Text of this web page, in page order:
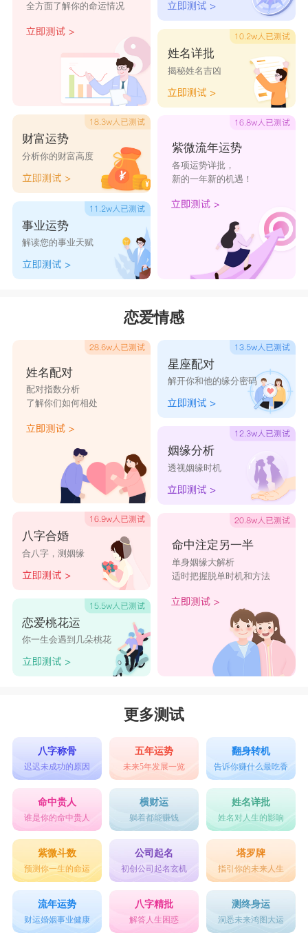
处女座的人可是有洁癖的人，在感情上也是有
洁癖的，他们分手了是不会吃回头草的，他们不会
因为分手了就对前任念念不忘，还想着复合，他们
觉得在一起有过一段经历就够了，如果再复合还需
要去修复之前的感情，对于她们来说一段不完美的
感情重新修复也走不到最后了。处女座的人是喜欢
往前看的人，他们几乎不会回头，他们是在一次次
感情经历中不断让自己成长，让自己变成更完美的
人。
星座乐原创文章，转载需注明出处
全方面了解你的命运情况
财富运势
分析你的财富高度
事业运势
解读您的事业天赋
姓名详批
揭秘姓名吉凶
紫微流年运势
各项运势详批，
新的一年新的机遇！
恋爱情感
姓名配对
配对指数分析
了解你们如何相处
八字合婚
合八字，测姻缘
恋爱桃花运
你一生会遇到几朵桃花
星座配对
解开你和他的缘分密码
姻缘分析
透视姻缘时机
命中注定另一半
单身姻缘大解析
适时把握脱单时机和方法
更多测试
八字称骨
迟迟未成功的原因
五年运势
未来5年发展一览
翻身转机
告诉你赚什么最吃香
命中贵人
谁是你的命中贵人
横财运
躺着都能赚钱
姓名详批
姓名对人生的影响
紫微斗数
预测你一生的命运
公司起名
初创公司起名玄机
塔罗牌
指引你的未来人生
流年运势
财运婚姻事业健康
八字精批
解答人生困惑
测终身运
洞悉未来鸿图大运